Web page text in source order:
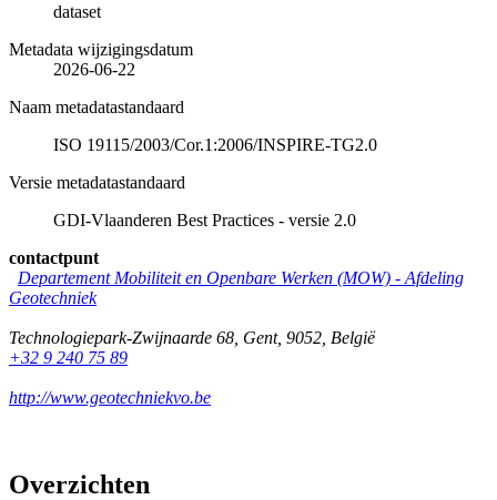
dataset
Metadata wijzigingsdatum
2026-06-22
Naam metadatastandaard
ISO 19115/2003/Cor.1:2006/INSPIRE-TG2.0
Versie metadatastandaard
GDI-Vlaanderen Best Practices - versie 2.0
contactpunt
Departement Mobiliteit en Openbare Werken (MOW) - Afdeling
Geotechniek
Technologiepark-Zwijnaarde 68 Gent, 9052 België
+32 9 240 75 89
http://www.geotechniekvo.be
Overzichten